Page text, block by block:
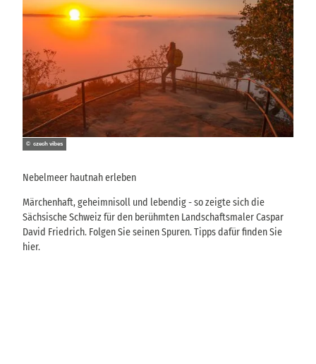
© czech vibes
Nebelmeer hautnah erleben
Märchenhaft, geheimnisoll und lebendig - so zeigte sich die
Sächsische Schweiz für den berühmten Landschaftsmaler Caspar
David Friedrich. Folgen Sie seinen Spuren. Tipps dafür finden Sie
hier.